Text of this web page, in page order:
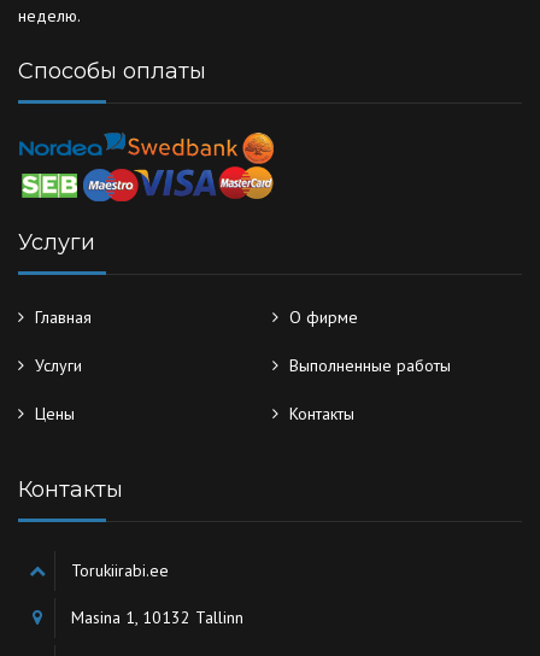
неделю.
Способы оплаты
Услуги
Главная О фирме
Услуги Выполненные работы
Цены Контакты
Контакты
Torukiirabi.ee
Masina 1, 10132 Tallinn